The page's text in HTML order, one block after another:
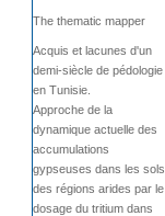
The thematic mapper
Acquis et lacunes d'un
demi-siècle de pédologie
en Tunisie.
Approche de la
dynamique actuelle des
accumulations
gypseuses dans les sols
des régions arides par le
dosage du tritium dans